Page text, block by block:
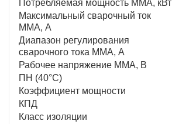
Потребляемая мощность ММА, кВт
Максимальный сварочный ток
MMA, А
Диапазон регулирования
сварочного тока MMA, А
Рабочее напряжение ММА, В
ПН (40°C)
Коэффициент мощности
КПД
Класс изоляции